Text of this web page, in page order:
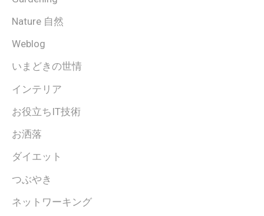
Nature 自然
Weblog
いまどきの世情
インテリア
お役立ちIT技術
お洒落
ダイエット
つぶやき
ネットワーキング